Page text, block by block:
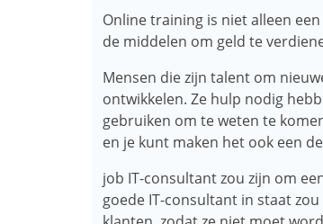
Online training is niet alleen
de middelen om geld te
Mensen die zijn talent om
ontwikkelen. Ze hulp nodig
gebruiken om te weten te
en je kunt maken het ook een
job IT-consultant zou zijn om
goede IT-consultant in staat